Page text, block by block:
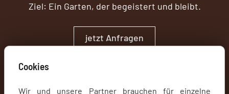
Ziel: Ein Garten, der begeistert und bleibt.
jetzt Anfragen
Cookies
Wir und unsere Partner brauchen für einzelne